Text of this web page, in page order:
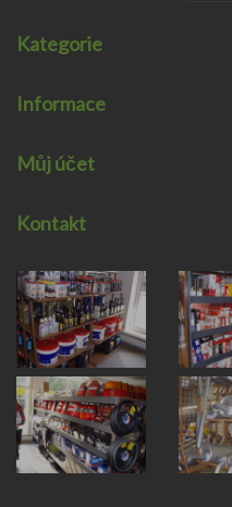
Kategorie
Informace
Můj účet
Kontakt